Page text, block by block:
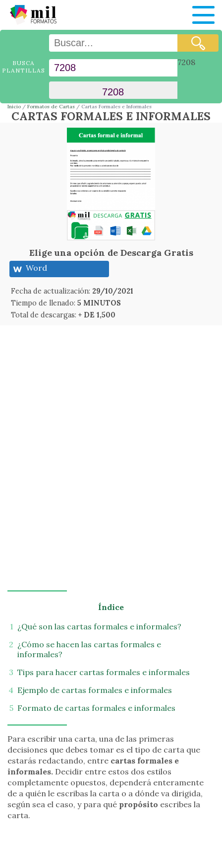
BUSCA
PLANTILLAS
7208
Inicio Formatos de Cartas Cartas Formales e Informales
CARTAS FORMALES E INFORMALES
Elige una opción de Descarga Gratis
Word
Fecha de actualización: 29/10/2021
Tiempo de llenado:5 MINUTOS
Total de descargas:+ DE 1,500
Índice
¿Qué son las cartas formales e informales?
¿Cómo se hacen las cartas formales e
informales?
Tips para hacer cartas formales e informales
Ejemplo de cartas formales e informales
Formato de cartas formales e informales
Para escribir una carta, una de las primeras
decisiones que debes tomar es el tipo de carta que
estarás redactando, entre cartas formales e
informales. Decidir entre estos dos estilos
completamente opuestos, dependerá enteramente
de a quién le escribas la carta o a dónde va dirigida,
según sea el caso, y para qué propósito escribes la
carta.